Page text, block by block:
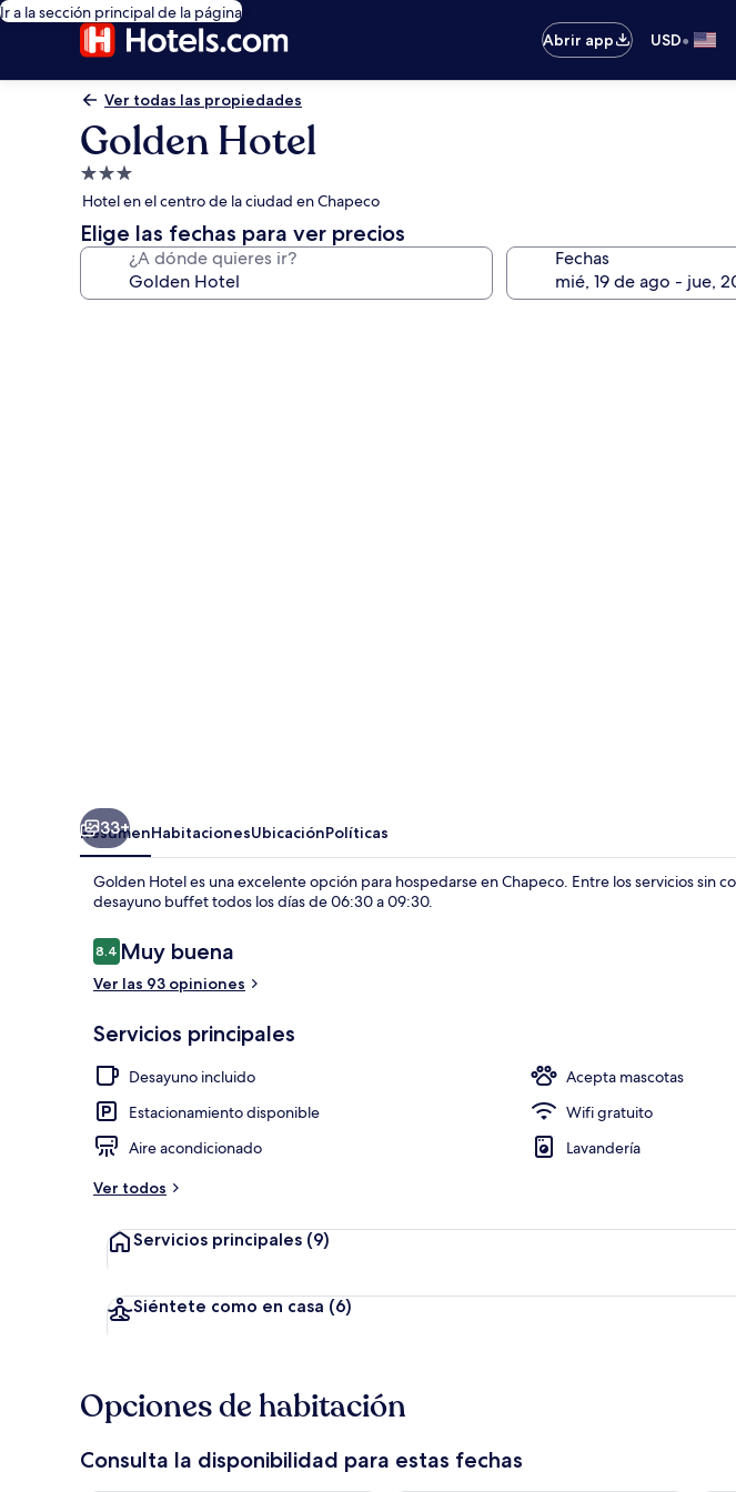
Ir a la sección principal de la página
Abrir app
USD•
Ver todas las propiedades
Golden Hotel
Propiedad
de
3.0
estrellas
Hotel en el centro de la ciudad en Chapeco
Elige las fechas para ver precios
¿A dónde quieres ir? Fechas
33+
ResumenHabitacionesUbicaciónPolíticas
Golden Hotel es una excelente opción para hospedarse en Chapeco. Entre los servicios sin
desayuno buffet todos los días de 06:30 a 09:30.
Opiniones
8.48.4 de 10,
Muy buena
Ver las 93 opiniones
Servicios principales
Desayuno incluido
Acepta mascotas
Estacionamiento disponible
Wifi gratuito
Aire acondicionado
Lavandería
Ver todos
Servicios principales (9)
Siéntete como en casa (6)
Opciones de habitación
Consulta la disponibilidad para estas fechas